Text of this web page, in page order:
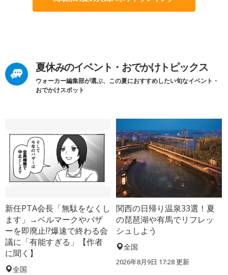
夏休みのイベント・おでかけトピックス
ウォーカー編集部が選ぶ、この夏におすすめしたい旬なイベント・
おでかけスポット
新任PTA会長「無駄をなくし
ます」→ベルマークやバザ
ーを即廃止!?爆速で終わる会
議に「有能すぎる」【作者
に聞く】
全国
関西の日帰り温泉33選！夏
の琵琶湖や有馬でリフレッ
シュしよう
全国
2026年8月9日 17:28更新